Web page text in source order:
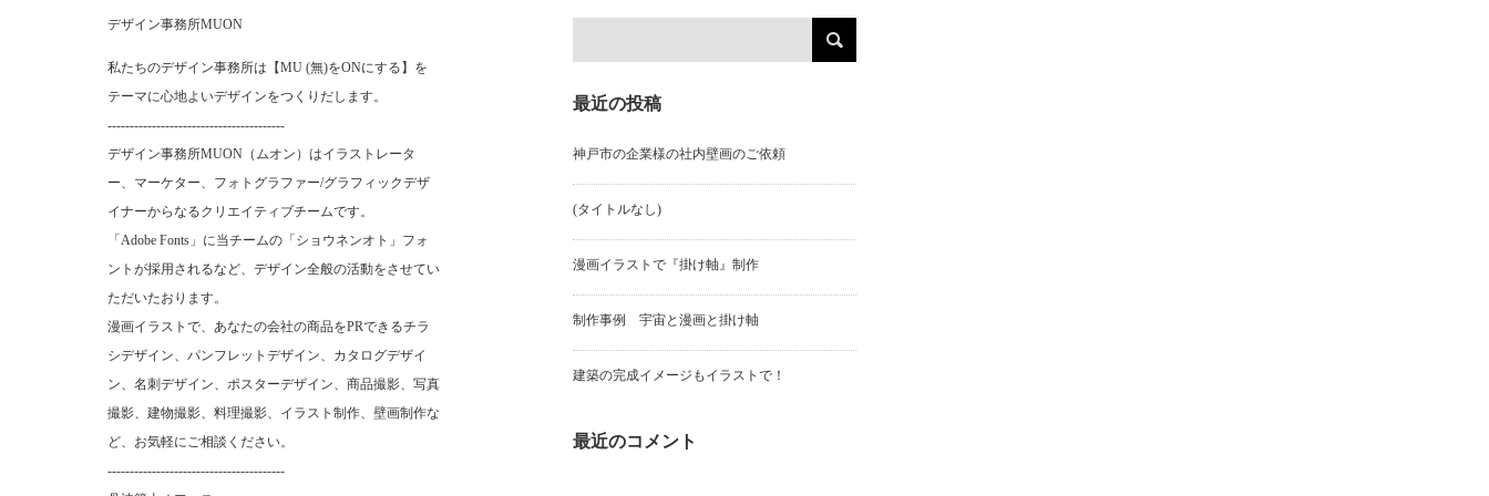
最近の投稿
神戸市の企業様の社内壁画のご依頼
(タイトルなし)
漫画イラストで『掛け軸』制作
制作事例 宇宙と漫画と掛け軸
建築の完成イメージもイラストで！
最近のコメント
デザイン事務所MUON
私たちのデザイン事務所は【MU (無)をONにする】を
テーマに心地よいデザインをつくりだします。
----------------------------------------
デザイン事務所MUON（ムオン）はイラストレータ
ー、マーケター、フォトグラファー/グラフィックデザ
イナーからなるクリエイティブチームです。
「Adobe Fonts」に当チームの「ショウネンオト」フォ
ントが採用されるなど、デザイン全般の活動をさせてい
ただいたおります。
漫画イラストで、あなたの会社の商品をPRできるチラ
シデザイン、パンフレットデザイン、カタログデザイ
ン、名刺デザイン、ポスターデザイン、商品撮影、写真
撮影、建物撮影、料理撮影、イラスト制作、壁画制作な
ど、お気軽にご相談ください。
----------------------------------------